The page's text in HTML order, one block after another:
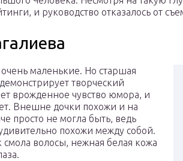
и руководство отказалось от
маленькие. Но старшая
творческий
врожденное чувство юмора, и
Внешне дочки похожи и на
просто не могла быть, ведь
похожи между собой.
волосы, нежная белая кожа